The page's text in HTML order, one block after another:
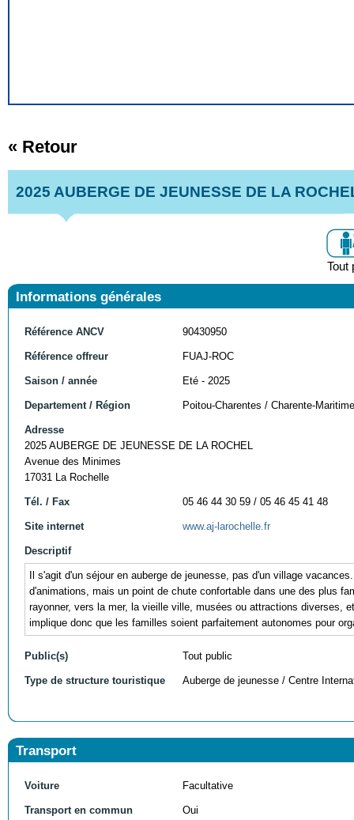
« Retour
2025 AUBERGE DE JEUNESSE DE LA
Tout
Informations générales
Référence ANCV 90430950
Référence offreur FUAJ-ROC
Saison / année Eté - 2025
Departement / Région Poitou-Charentes / Charente-Maritime
Adresse
2025 AUBERGE DE JEUNESSE DE LA ROCHEL
Avenue des Minimes
17031 La Rochelle
Tél. / Fax 05 46 44 30 59 / 05 46 45 41 48
Site internet www.aj-larochelle.fr
Descriptif
Il s'agit d'un séjour en auberge de jeunesse, pas d'un village
d'animations, mais un point de chute confortable dans une des plus
rayonner, vers la mer, la vieille ville, musées ou attractions diverses,
implique donc que les familles soient parfaitement autonomes pour
Public(s) Tout public
Type de structure touristique Auberge de jeunesse / Centre
Transport
Voiture Facultative
Transport en commun Oui